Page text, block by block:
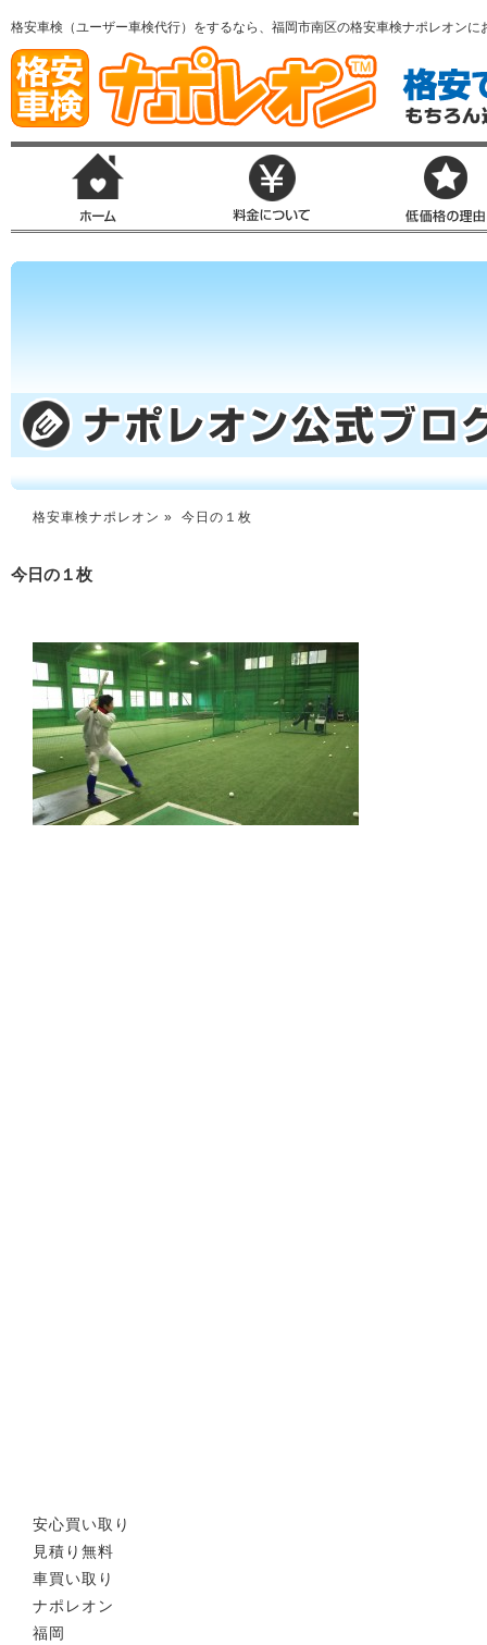
格安車検（ユーザー車検代行）をするなら、福岡市南区の格安車検ナポレオンに
格安車検ナポレオン » 今日の１枚
今日の１枚
安心買い取り
見積り無料
車買い取り
ナポレオン
福岡